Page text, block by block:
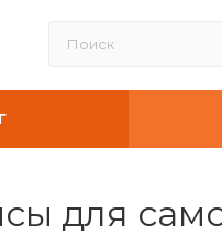
для